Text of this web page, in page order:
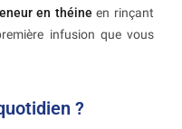
en théine en rinçant
infusion que vous
?